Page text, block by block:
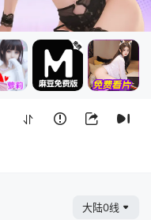
大陆0线